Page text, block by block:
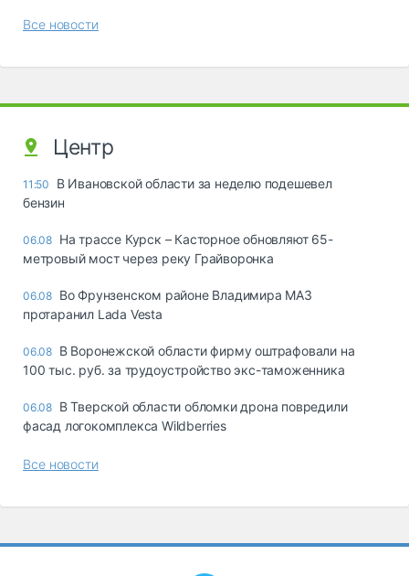
Все новости
Центр
11:50
В Ивановской области за неделю подешевел
бензин
06.08 На трассе Курск – Касторное обновляют 65-
метровый мост через реку Грайворонка
06.08 Во Фрунзенском районе Владимира МАЗ
протаранил Lada Vesta
06.08 В Воронежской области фирму оштрафовали на
100 тыс. руб. за трудоустройство экс-таможенника
06.08 В Тверской области обломки дрона повредили
фасад логокомплекса Wildberries
Все новости